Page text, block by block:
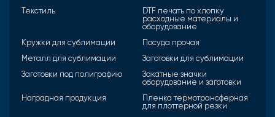
Текстиль
DTF печать по хлопку
расходные материалы и
оборудование
Кружки для сублимации
Посуда прочая
Металл для сублимации
Заготовки для сублимации
Заготовки под полиграфию
Закатные значки
оборудование и заготовки
Наградная продукция
Пленка термотрансферная
для плоттерной резки